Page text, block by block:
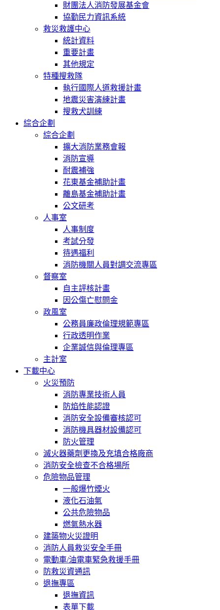
財團法人消防發展基金會
協勤民力資訊系統
救災救護中心
統計資料
重要計畫
其他規定
特種搜救隊
執行國際人道救援計畫
地震災害演練計畫
搜救犬訓練
綜合企劃
綜合企劃
擴大消防業務會報
消防宣導
耐震補強
花東基金補助計畫
離島基金補助計畫
公文研考
人事室
人事制度
考試分發
待遇福利
消防機關人員對調交流專區
督察室
自主評核計畫
因公傷亡慰問金
政風室
公務員廉政倫理規範專區
行政透明作業
企業誠信與倫理專區
主計室
下載中心
火災預防
消防專業技術人員
防焰性能認證
消防安全設備審核認可
消防機具器材設備認可
防火管理
滅火器藥劑更換及充填合格廠商
消防安全檢查不合格場所
危險物品管理
一般爆竹煙火
液化石油氣
公共危險物品
燃氣熱水器
建築物火災證明
消防人員救災安全手冊
電動車/油電車緊急救援手冊
防救災資通訊
退撫專區
退撫資訊
表單下載